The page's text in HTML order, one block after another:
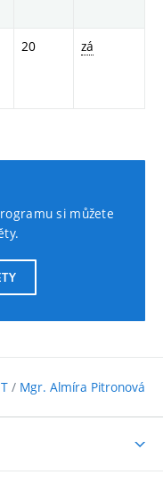
20 zá
si můžete
/ Mgr. Almíra Pitronová